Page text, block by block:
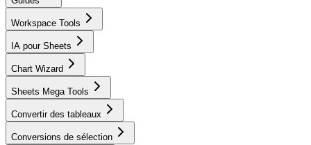
Workspace Tools
IA pour Sheets
Chart Wizard
Sheets Mega Tools
Convertir des tableaux
Conversions de sélection